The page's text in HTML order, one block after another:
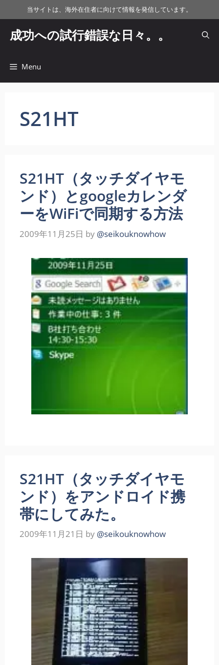
ン
当サイトは、海外在住者に向けて情報を発信しています。
成功への試行錯誤な日々。。
Menu
S21HT
S21HT（タッチダイヤモ
ンド）とgoogleカレンダ
ーをWiFiで同期する方法
2009年11月25日 by @seikouknowhow
S21HT（タッチダイヤモ
ンド）をアンドロイド携
帯にしてみた。
2009年11月21日 by @seikouknowhow